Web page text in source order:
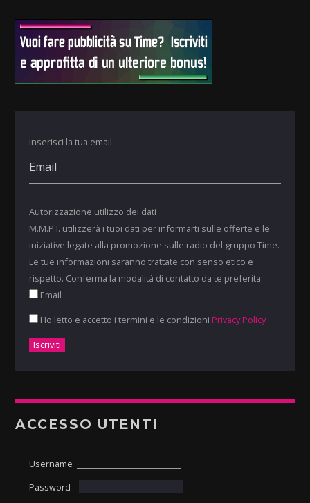
Inserisci la tua email:
Autorizzazione utilizzo dei dati
M.M.P.I. utilizzerà i tuoi dati per informarti sulle offerte e le
iniziative legate alla promozione sulle radio del gruppo Time.
Le tue informazioni saranno trattate con senso etico e
rispetto. Conferma la modalità di contatto da te preferita:
Email
Ho letto e accetto i termini e le condizioni Privacy Policy
ACCESSO UTENTI
Username
Password